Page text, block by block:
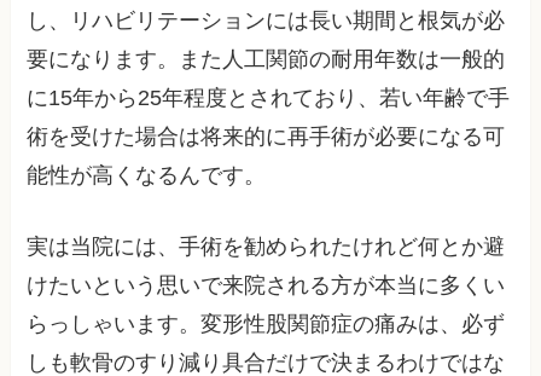
し、リハビリテーションには長い期間と根気が必
要になります。また人工関節の耐用年数は一般的
に15年から25年程度とされており、若い年齢で手
術を受けた場合は将来的に再手術が必要になる可
能性が高くなるんです。
実は当院には、手術を勧められたけれど何とか避
けたいという思いで来院される方が本当に多くい
らっしゃいます。変形性股関節症の痛みは、必ず
しも軟骨のすり減り具合だけで決まるわけではな